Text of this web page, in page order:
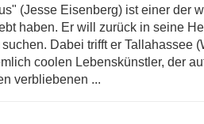
(Jesse Eisenberg) ist einer der
haben. Er will zurück in seine
suchen. Dabei trifft er Tallahassee
coolen Lebenskünstler, der
verbliebenen ...